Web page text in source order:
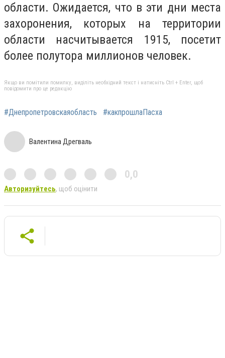
области. Ожидается, что в эти дни места
захоронения, которых на территории
области насчитывается 1915, посетит
более полутора миллионов человек.
Якщо ви помітили помилку, виділіть необхідний текст і натисніть Ctrl + Enter, щоб
повідомити про це редакцію
#Днепропетровскаяобласть #какпрошлаПасха
Валентина Дрегваль
0,0
Авторизуйтесь, щоб оцінити